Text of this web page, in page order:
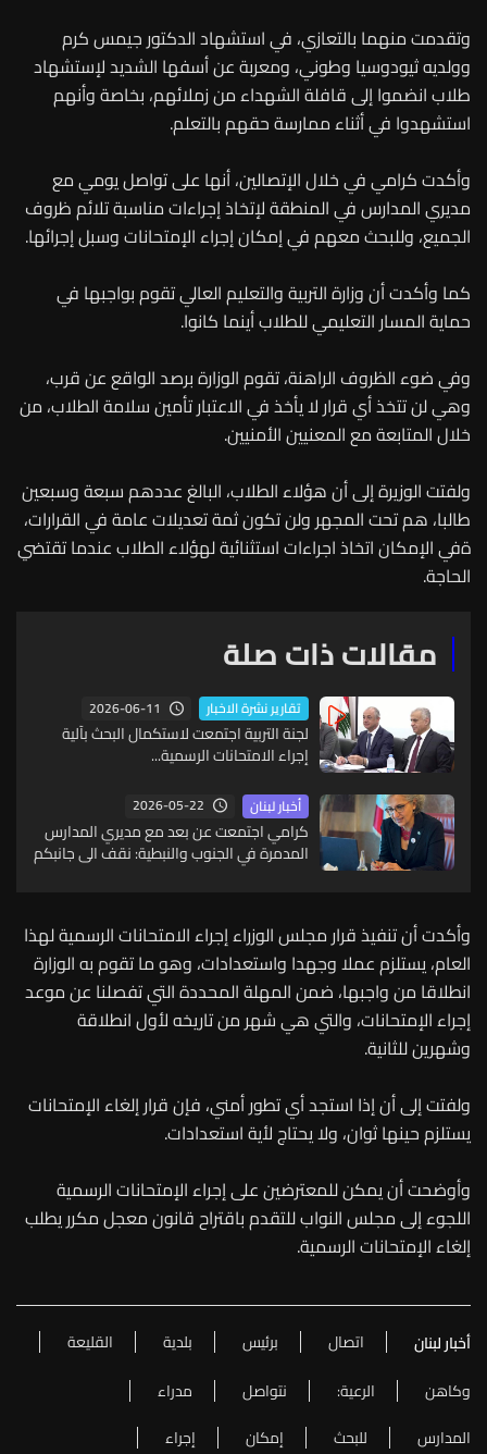
وتقدمت منهما بالتعازي، في استشهاد الدكتور جيمس كرم
وولديه ثيودوسيا وطوني، ومعربة عن أسفها الشديد لإستشهاد
طلاب انضموا إلى قافلة الشهداء من زملائهم، بخاصة وأنهم
استشهدوا في أثناء ممارسة حقهم بالتعلم.
وأكدت كرامي في خلال الإتصالين، أنها على تواصل يومي مع
مديري المدارس في المنطقة لإتخاذ إجراءات مناسبة تلائم ظروف
الجميع، وللبحث معهم في إمكان إجراء الإمتحانات وسبل إجرائها.
كما وأكدت أن وزارة التربية والتعليم العالي تقوم بواجبها في
حماية المسار التعليمي للطلاب أينما كانوا.
وفي ضوء الظروف الراهنة، تقوم الوزارة برصد الواقع عن قرب،
وهي لن تتخذ أي قرار لا يأخذ في الاعتبار تأمين سلامة الطلاب، من
خلال المتابعة مع المعنيين الأمنيين.
ولفتت الوزيرة إلى أن هؤلاء الطلاب، البالغ عددهم سبعة وسبعين
طالبا، هم تحت المجهر ولن تكون ثمة تعديلات عامة في القرارات،
ةفي الإمكان اتخاذ اجراءات استثنائية لهؤلاء الطلاب عندما تقتضي
الحاجة.
مقالات ذات صلة
تقارير نشرة الاخبار 2026-06-11
لجنة التربية اجتمعت لاستكمال البحث بآلية
إجراء الامتحانات الرسمية...
أخبار لبنان 2026-05-22
كرامي اجتمعت عن بعد مع مديري المدارس
المدمرة في الجنوب والنبطية: نقف الى جانبكم
وأكدت أن تنفيذ قرار مجلس الوزراء إجراء الامتحانات الرسمية لهذا
العام، يستلزم عملا وجهدا واستعدادات، وهو ما تقوم به الوزارة
انطلاقا من واجبها، ضمن المهلة المحددة التي تفصلنا عن موعد
إجراء الإمتحانات، والتي هي شهر من تاريخه لأول انطلاقة
وشهرين للثانية.
ولفتت إلى أن إذا استجد أي تطور أمني، فإن قرار إلغاء الإمتحانات
يستلزم حينها ثوان، ولا يحتاج لأية استعدادات.
وأوضحت أن يمكن للمعترضين على إجراء الإمتحانات الرسمية
اللجوء إلى مجلس النواب للتقدم باقتراح قانون معجل مكرر يطلب
إلغاء الإمتحانات الرسمية.
أخبار لبنان اتصال برئيس بلدية
القليعة
وكاهن
الرعية: نتواصل
مدراء
المدارس
للبحث إمكان إجراء